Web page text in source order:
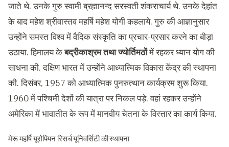
जाते थे. उनके गुरु स्वामी ब्रह्मानन्द सरस्वती शंकराचार्य थे. उनके देहांत
के बाद महेश श्रीवास्तव महर्षि महेश योगी कहलाये. गुरु की आज्ञानुसार
उन्होंने समस्त विश्व में वैदिक संस्कृति का प्रचार-प्रसार करने का बीड़ा
उठाया. हिमालय केबद्रीकाश्रम तथा ज्योर्तिमठोंमें रहकर ध्यान योग की
साधना की. दक्षिण भारत में उन्होंने आध्यात्मिक विकास केंद्र की स्थापना
की. दिसंबर, 1957 को आध्यात्मिक पुनरुत्थान कार्यक्रम शुरू किया.
1960 में पश्चिमी देशों की यात्रा पर निकल पड़े. वहां रहकर उन्होंने
अमेरिका में भावातीत के रूप में मानवीय चेतना के विस्तार का कार्य किया.
मेरू महर्षि यूरोपियन रिसर्च यूनिवर्सिटी की स्थापना